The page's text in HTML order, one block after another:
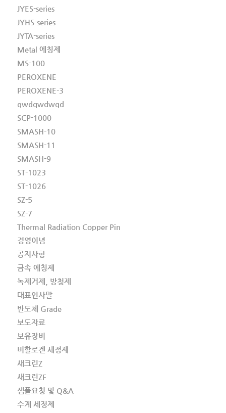
JYES-series
JYHS-series
JYTA-series
Metal 에칭제
MS-100
PEROXENE
PEROXENE-3
qwdqwdwqd
SCP-1000
SMASH-10
SMASH-11
SMASH-9
ST-1023
ST-1026
SZ-5
SZ-7
Thermal Radiation Copper Pin
경영이념
공지사항
금속 에칭제
녹제거제, 방청제
대표인사말
반도체 Grade
보도자료
보유장비
비할로겐 세정제
새크린Z
새크린ZF
샘플요청 및 Q&A
수계 세정제